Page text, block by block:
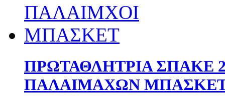
ΠΡΩΤΑΘΛΗΤΡΙΑ ΣΠΑΚΕ
ΠΑΛΑΙΜΑΧΩΝ